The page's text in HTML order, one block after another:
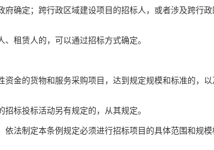
定；跨行政区域建设项目的招标人，或者涉及跨行政
租赁人的，可以通过招标方式确定。
的货物和服务采购项目，达到规定规模和标准的，以
标投标活动另有规定的，从其规定。
制定本条例规定必须进行招标项目的具体范围和规模